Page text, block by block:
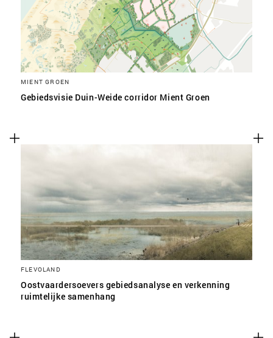
MIENT GROEN
Gebiedsvisie Duin-Weide corridor Mient Groen
FLEVOLAND
Oostvaardersoevers gebiedsanalyse en verkenning
ruimtelijke samenhang